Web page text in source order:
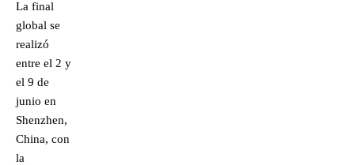
La final
global se
realizó
entre el 2 y
el 9 de
junio en
Shenzhen,
China, con
la